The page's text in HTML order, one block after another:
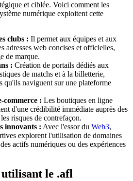
et ciblée. Voici comment les
numérique exploitent cette
clubs : Il permet aux équipes et aux
adresses web concises et officielles,
de marque.
: Création de portails dédiés aux
de matchs et à la billetterie,
qu'ils naviguent sur une plateforme
commerce : Les boutiques en ligne
d'une crédibilité immédiate auprès des
risques de contrefaçon.
innovants : Avec l'essor du Web3,
explorent l'utilisation de domaines
actifs numériques ou des expériences
le .afl